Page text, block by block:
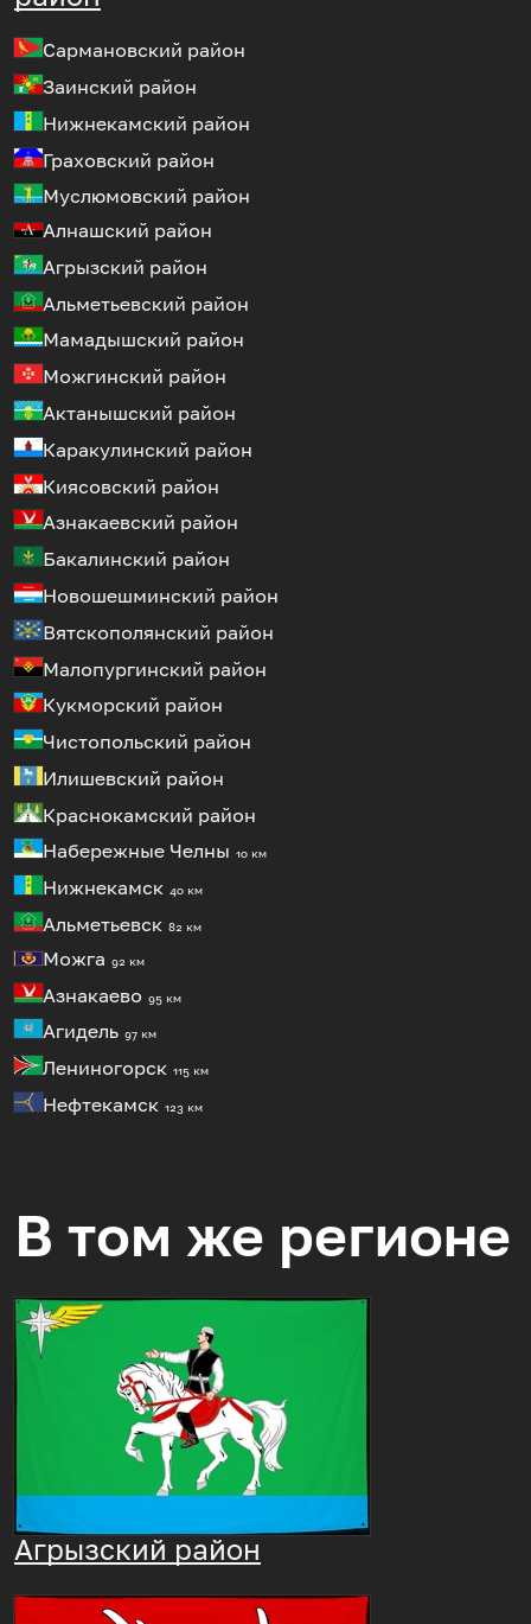
Сармановский район
Заинский район
Нижнекамский район
Граховский район
Муслюмовский район
Алнашский район
Агрызский район
Альметьевский район
Мамадышский район
Можгинский район
Актанышский район
Каракулинский район
Киясовский район
Азнакаевский район
Бакалинский район
Новошешминский район
Вятскополянский район
Малопургинский район
Кукморский район
Чистопольский район
Илишевский район
Краснокамский район
Набережные Челны 10 км
Нижнекамск 40 км
Альметьевск 82 км
Можга 92 км
Азнакаево 95 км
Агидель 97 км
Лениногорск 115 км
Нефтекамск 123 км
В том же регионе
Агрызский район